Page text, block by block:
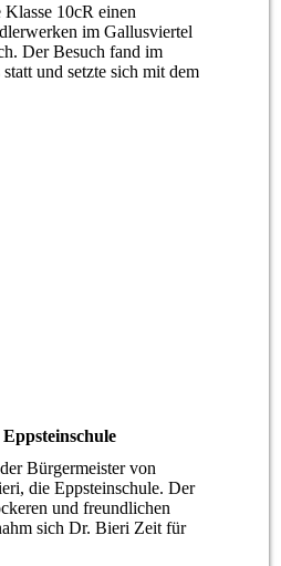
10cR einen
im Gallusviertel
Der Besuch fand im
und setzte sich mit dem
Bürgermeister von
die Eppsteinschule. Der
und freundlichen
sich Dr. Bieri Zeit für